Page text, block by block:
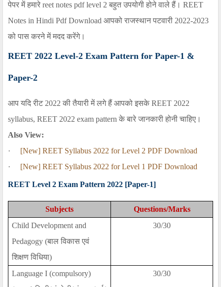
पेपर में हमारे reet notes pdf level 2 बहुत उपयोगी होने वाले हैं। REET
Notes in Hindi Pdf Download आपको राजस्थान पटवारी 2022-2023
को पास करने में मदद करेंगे।
REET 2022 Level-2 Exam Pattern for Paper-1 &
Paper-2
आप यदि रीट 2022 की तैयारी में लगे हैं आपको इसके REET 2022
syllabus, REET 2022 exam pattern के बारे जानकारी होनी चाहिए।
Also View:
·
[New] REET Syllabus 2022 for Level 2 PDF Download
·
[New] REET Syllabus 2022 for Level 1 PDF Download
REET Level 2 Exam Pattern 2022 [Paper-1]
Subjects
Questions/Marks
Child Development and
Pedagogy (बाल विकास एवं
शिक्षण विधिया)
30/30
Language I (compulsory)
30/30